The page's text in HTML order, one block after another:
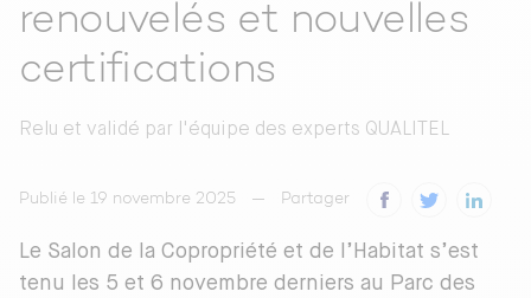
renouvelés et nouvelles
certifications
Relu et validé par l'équipe des experts QUALITEL
Publié le 19 novembre 2025 Partager
Le Salon de la Copropriété et de l’Habitat s’est
tenu les 5 et 6 novembre derniers au Parc des